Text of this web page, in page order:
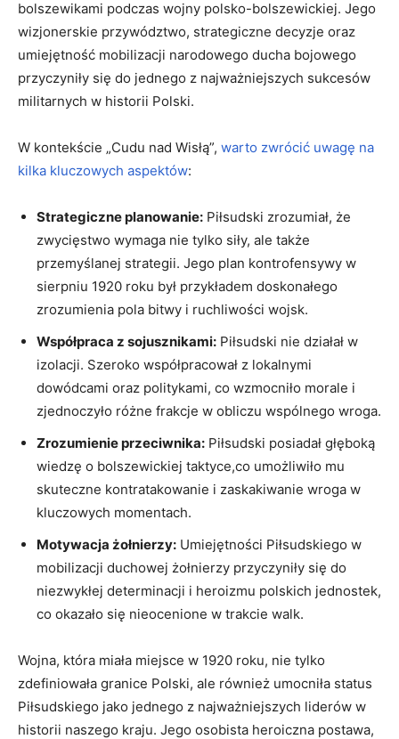
bolszewikami ⁢podczas wojny polsko-bolszewickiej. Jego
wizjonerskie przywództwo, ⁢strategiczne ​decyzje oraz
umiejętność mobilizacji narodowego ducha bojowego
przyczyniły się⁣ do jednego z najważniejszych sukcesów
militarnych w⁤ historii⁣ Polski.
W kontekście „Cudu nad Wisłą”, warto zwrócić uwagę na
kilka kluczowych aspektów:
Strategiczne planowanie: Piłsudski zrozumiał, że
zwycięstwo wymaga nie tylko ⁤siły, ale także
przemyślanej strategii. Jego plan kontrofensywy w
sierpniu 1920 roku był⁤ przykładem ⁣doskonałego
zrozumienia pola bitwy i ruchliwości‌ wojsk.
Współpraca z ⁤sojusznikami: Piłsudski nie działał w
izolacji. Szeroko współpracował z lokalnymi
dowódcami oraz politykami, co wzmocniło morale i
zjednoczyło różne frakcje w obliczu wspólnego wroga.
Zrozumienie przeciwnika: Piłsudski posiadał głęboką
wiedzę o bolszewickiej taktyce,co umożliwiło mu
skuteczne kontratakowanie ​i‍ zaskakiwanie wroga w
kluczowych momentach.
Motywacja żołnierzy: Umiejętności Piłsudskiego w
mobilizacji duchowej żołnierzy przyczyniły się‌ do
niezwykłej determinacji i heroizmu polskich⁢ jednostek,
co okazało się nieocenione w trakcie walk.
Wojna, która miała miejsce w 1920 roku, nie tylko
⁤zdefiniowała granice Polski, ‌ale również umocniła status
‌Piłsudskiego jako jednego z najważniejszych liderów w
historii naszego kraju. Jego osobista heroiczna postawa,